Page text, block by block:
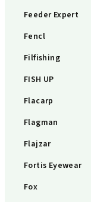
Feeder Expert
Fencl
Filfishing
FISH UP
Flacarp
Flagman
Flajzar
Fortis Eyewear
Fox